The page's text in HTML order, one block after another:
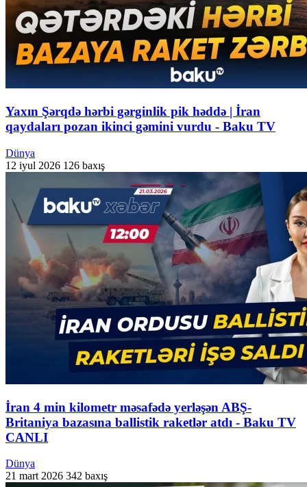
Yaxın Şərqdə hərbi gərginlik pik həddə | İran
qaydaları pozan ikinci gəmini vurdu - Baku TV
Dünya
12 iyul 2026 126 baxış
İran 4 min kilometr məsafədə yerləşən ABŞ-
Britaniya bazasına ballistik raketlər atdı - Baku TV
CANLI
Dünya
21 mart 2026 342 baxış